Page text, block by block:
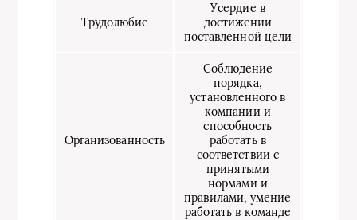
Трудолюбие
Усердие в
достижении
поставленной цели
Организованность
Соблюдение
порядка,
установленного в
компании и
способность
работать в
соответствии с
принятыми
нормами и
правилами, умение
работать в команде